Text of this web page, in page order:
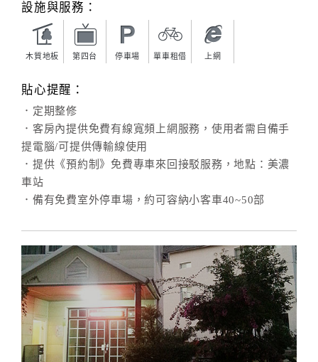
請
合
案
飯
作
廠
商
作
設施與服務：
木質地板 第四台 停車場 單車租借 上網
貼心提醒：
．定期整修
．客房內提供免費有線寬頻上網服務，使用者需自備手
提電腦/可提供傳輸線使用
．提供《預約制》免費專車來回接駁服務，地點：美濃
車站
．備有免費室外停車場，約可容納小客車40~50部